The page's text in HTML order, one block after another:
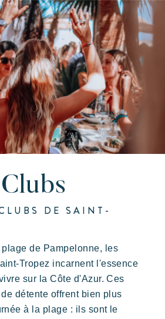
DE SAINT-
de Pampelonne, les
Tropez incarnent l'essence
sur la Côte d'Azur. Ces
détente offrent bien plus
à la plage : ils sont le